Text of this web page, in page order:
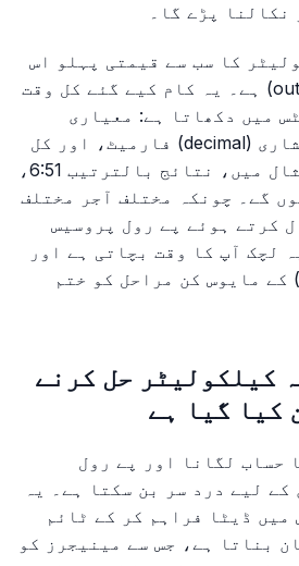
پڑے گا۔
کا سب سے قیمتی پہلو اس
کا جامع نتیجہ (output) ہے۔ یہ کام کیے گئے کل وقت
میں دکھاتا ہے: معیاری
گھنٹے اور منٹ، اعشاری (decimal) فارمیٹ، اور کل
منٹ۔ مندرجہ بالا مثال میں، نتائج بالترتیب 6:51،
411 منٹ ہوں گے۔ چونکہ مختلف آجر مختلف
کرتے ہوئے پے رول پروسیس
لچک آپ کا وقت بچاتی ہے اور
تبدیلی (conversion) کے مایوس کن مراحل کو ختم
کیلکولیٹر حل کرنے
کیا گیا ہے
حساب لگانا اور پے رول
کے لیے درد سر بن سکتا ہے۔ یہ
میں ڈیٹا فراہم کر کے ٹائم
بناتا ہے، جس سے مینیجرز کو